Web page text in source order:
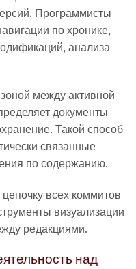
Программисты
по хронике,
анализа
между активной
документы
Такой способ
связанные
по содержанию.
всех коммитов
визуализации
редакциями.
над